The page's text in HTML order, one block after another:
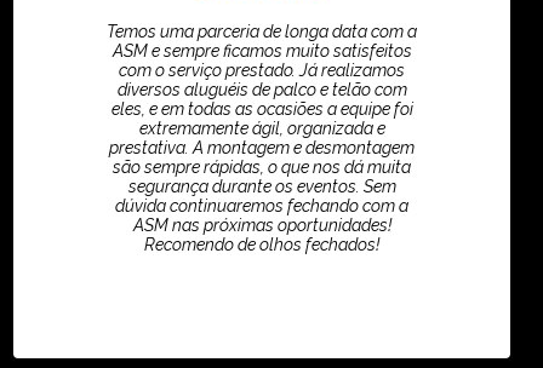
Temos uma parceria de longa data com a
ASM e sempre ficamos muito satisfeitos
com o serviço prestado. Já realizamos
diversos aluguéis de palco e telão com
eles, e em todas as ocasiões a equipe foi
extremamente ágil, organizada e
prestativa. A montagem e desmontagem
são sempre rápidas, o que nos dá muita
segurança durante os eventos. Sem
dúvida continuaremos fechando com a
ASM nas próximas oportunidades!
Recomendo de olhos fechados!